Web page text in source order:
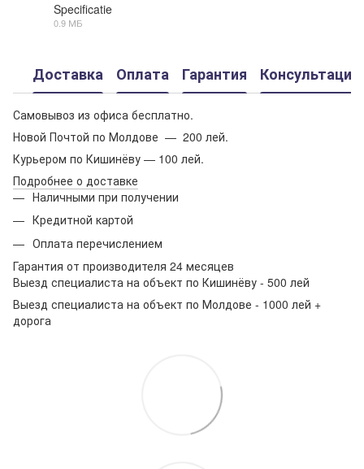
Specificatie
0.9 МБ
Доставка Оплата Гарантия Консультация
Самовывоз из офиса бесплатно.
Новой Почтой по Молдове — 200 лей.
Курьером по Кишинёву — 100 лей.
Подробнее о доставке
Наличными при получении
Кредитной картой
Оплата перечислением
Гарантия от производителя 24 месяцев
Выезд специалиста на объект по Кишинёву - 500 лей
Выезд специалиста на объект по Молдове - 1000 лей +
дорога